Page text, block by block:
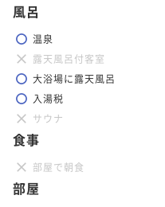
風呂
温泉
露天風呂付客室
大浴場に露天風呂
入湯税
サウナ
食事
部屋で朝食
部屋